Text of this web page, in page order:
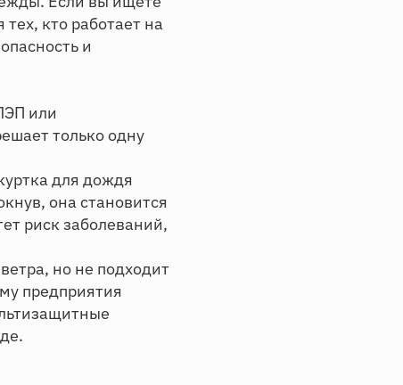
кто работает на
и
или
только одну
для дождя
она становится
риск заболеваний,
но не подходит
предприятия